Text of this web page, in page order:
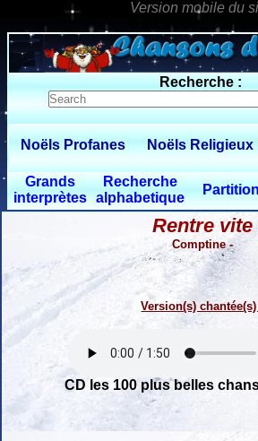
0 $limitbot 1 $limittot
Recherche :
Noëls Profanes Noëls Religieux
Grands
interprètes
Recherche
alphabetique
Rentre vite
Comptine -
Version(s)
CD les 100 plus belles